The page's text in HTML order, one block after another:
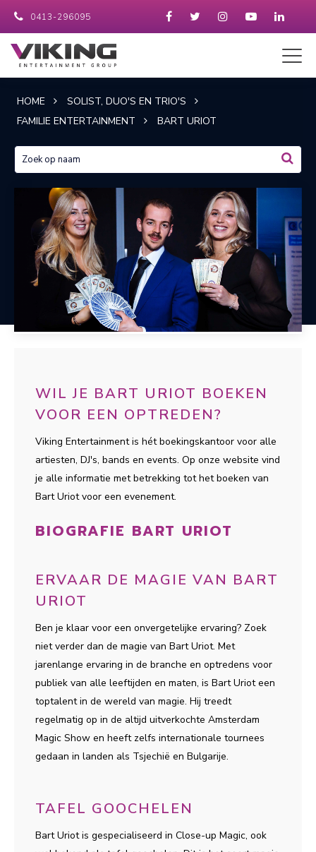
0413-296095
HOME
SOLIST, DUO'S EN TRIO'S
FAMILIE ENTERTAINMENT
BART URIOT
WIL JE BART URIOT BOEKEN
VOOR EEN OPTREDEN?
Viking Entertainment is hét boekingskantoor voor alle
artiesten, DJ's, bands en events. Op onze website vind
je alle informatie met betrekking tot het boeken van
Bart Uriot voor een evenement.
BIOGRAFIE BART URIOT
ERVAAR DE MAGIE VAN BART
URIOT
Ben je klaar voor een onvergetelijke ervaring? Zoek
niet verder dan de magie van Bart Uriot. Met
jarenlange ervaring in de branche en optredens voor
publiek van alle leeftijden en maten, is Bart Uriot een
toptalent in de wereld van magie. Hij treedt
regelmatig op in de altijd uitverkochte Amsterdam
Magic Show en heeft zelfs internationale tournees
gedaan in landen als Tsjechië en Bulgarije.
TAFEL GOOCHELEN
Bart Uriot is gespecialiseerd in Close-up Magic, ook